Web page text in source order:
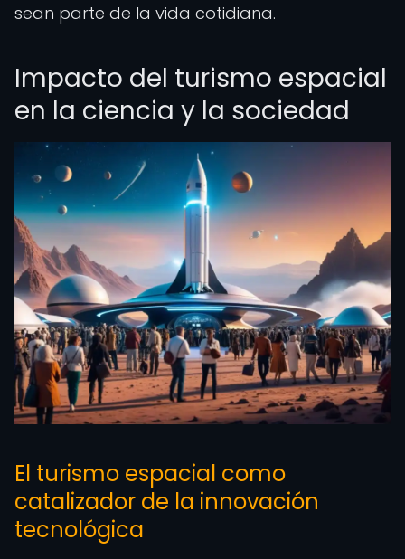
sean parte de la vida cotidiana.
Impacto del turismo espacial
en la ciencia y la sociedad
El turismo espacial como
catalizador de la innovación
tecnológica